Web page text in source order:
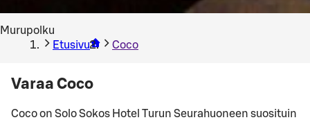
Murupolku
Etusivu
Coco
Varaa Coco
Coco on Solo Sokos Hotel Turun Seurahuoneen suosituin